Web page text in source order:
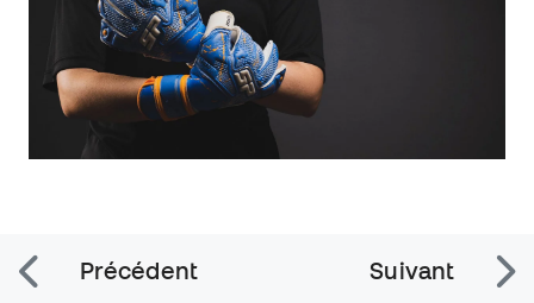
Précédent Suivant